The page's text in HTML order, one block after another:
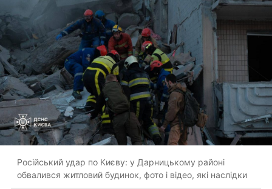
Російський удар по Києву: у Дарницькому районі
обвалився житловий будинок, фото і відео, які наслідки